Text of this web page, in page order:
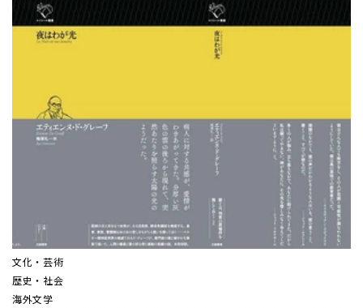
文化・芸術
歴史・社会
海外文学